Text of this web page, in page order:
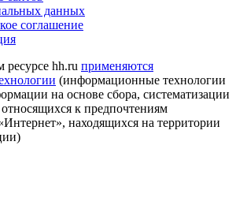
данных
соглашение
hh.ru применяются
(информационные технологии
на основе сбора, систематизации
к предпочтениям
находящихся на территории